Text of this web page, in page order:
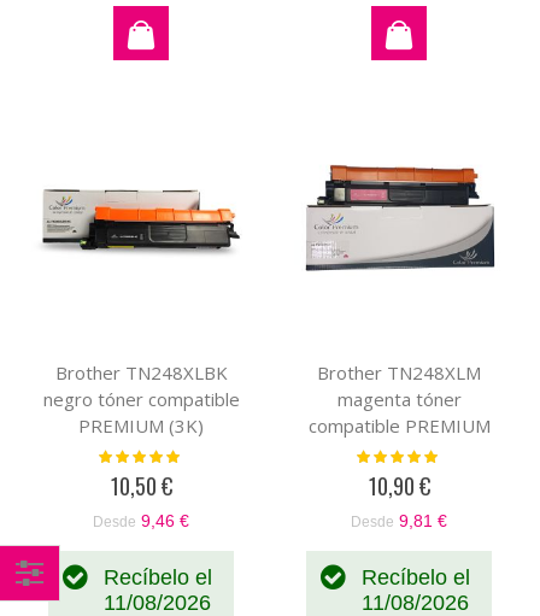
Brother TN248XLBK
negro tóner compatible
PREMIUM (3K)
Valoración:
10,50 €
Desde 9,46 €
Recíbelo el
11/08/2026
Brother TN248XLM
magenta tóner
compatible PREMIUM
(2,3K)
Valoración:
10,90 €
Desde 9,81 €
Recíbelo el
11/08/2026
Comprar